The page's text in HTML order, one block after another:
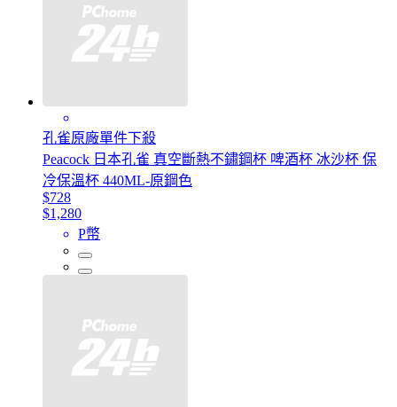
孔雀原廠單件下殺
Peacock 日本孔雀 真空斷熱不鏽鋼杯 啤酒杯 冰沙杯 保
冷保溫杯 440ML-原鋼色
$728
$1,280
P幣